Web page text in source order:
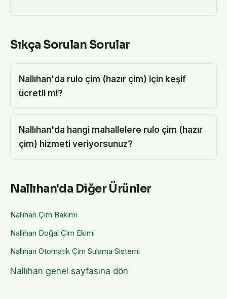
Sıkça Sorulan Sorular
Nallıhan'da rulo çim (hazır çim) için keşif
ücretli mi?
Nallıhan'da hangi mahallelere rulo çim (hazır
çim) hizmeti veriyorsunuz?
Nallıhan'da Diğer Ürünler
Nallıhan Çim Bakımı
Nallıhan Doğal Çim Ekimi
Nallıhan Otomatik Çim Sulama Sistemi
Nallıhan genel sayfasına dön